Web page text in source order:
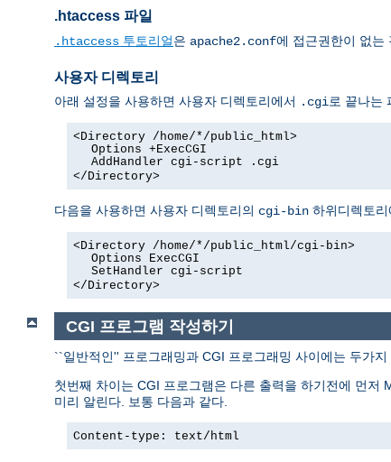
.htaccess 파일
.htaccess 투토리얼은 apache2.conf에 접근권한이 없는
사용자 디렉토리
아래 설정을 사용하면 사용자 디렉토리에서 .cgi로 끝나는
<Directory /home/*/public_html>
Options +ExecCGI
AddHandler cgi-script .cgi
</Directory>
다음을 사용하면 사용자 디렉토리의 cgi-bin 하위디렉토
<Directory /home/*/public_html/cgi-bin>
Options ExecCGI
SetHandler cgi-script
</Directory>
CGI 프로그램 작성하기
``일반적인'' 프로그래밍과 CGI 프로그래밍 사이에는 두가
첫번째 차이는 CGI 프로그램은 다른 출력을 하기전에 먼저
미리 알린다. 보통 다음과 같다.
Content-type: text/html